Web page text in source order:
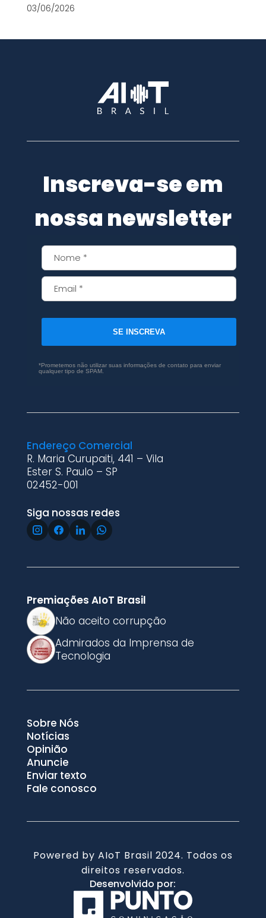
03/06/2026
Inscreva-se em
nossa newsletter
SE INSCREVA
*Prometemos não utilizar suas informações de contato para enviar
qualquer tipo de SPAM.
Endereço Comercial
R. Maria Curupaiti, 441 – Vila
Ester S. Paulo – SP
02452-001
Siga nossas redes
Premiações AIoT Brasil
Não aceito corrupção
Admirados da Imprensa de
Tecnologia
Sobre Nós
Notícias
Opinião
Anuncie
Enviar texto
Fale conosco
Powered by AIoT Brasil 2024. Todos os
direitos reservados.
Desenvolvido por: